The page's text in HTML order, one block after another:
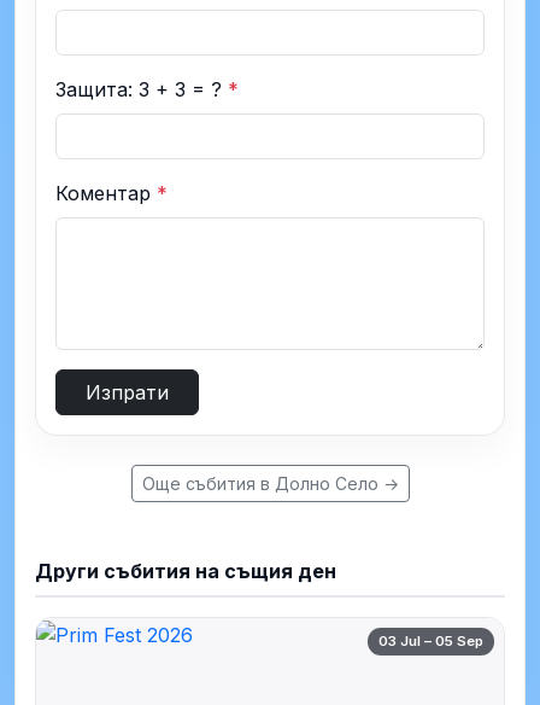
Защита: 3 + 3 = ? *
Коментар *
Изпрати
Още събития в Долно Село →
Други събития на същия ден
03 Jul – 05 Sep